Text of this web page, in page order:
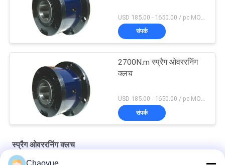
संपर्क
2700N.m स्प्रैग ओवररनिंग
क्लच
USD 185.00 - 1650.00 / pc MOQ:1 पीसी
संपर्क
स्प्रैग ओवररनिंग क्लच
Chaoyue